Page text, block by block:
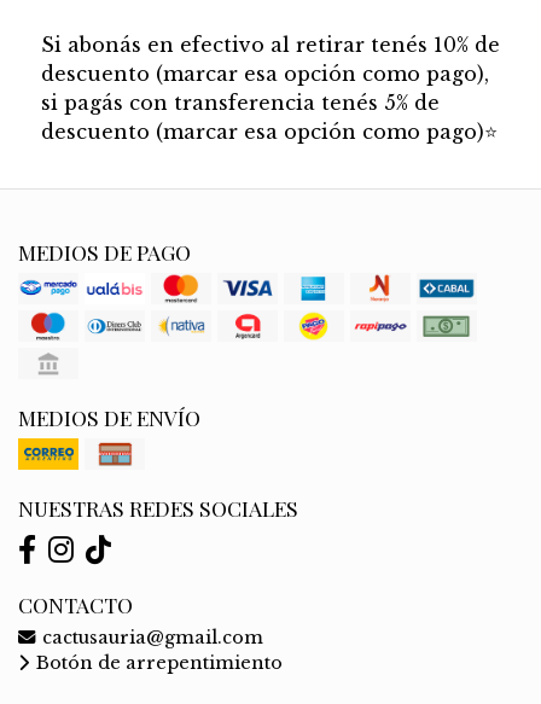
Si abonás en efectivo al retirar tenés 10% de
descuento (marcar esa opción como pago),
si pagás con transferencia tenés 5% de
descuento (marcar esa opción como pago)⭐
MEDIOS DE PAGO
MEDIOS DE ENVÍO
NUESTRAS REDES SOCIALES
CONTACTO
cactusauria@gmail.com
Botón de arrepentimiento